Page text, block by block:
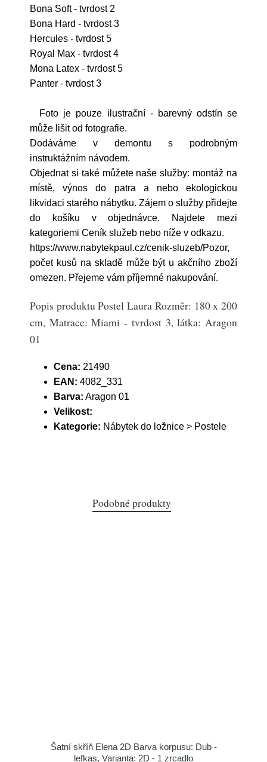
Bona Soft - tvrdost 2
Bona Hard - tvrdost 3
Hercules - tvrdost 5
Royal Max - tvrdost 4
Mona Latex - tvrdost 5
Panter - tvrdost 3
Foto je pouze ilustrační - barevný odstín se
může lišit od fotografie.
Dodáváme v demontu s podrobným
instruktážním návodem.
Objednat si také můžete naše služby: montáž na
místě, výnos do patra a nebo ekologickou
likvidaci starého nábytku. Zájem o služby přidejte
do košíku v objednávce. Najdete mezi
kategoriemi Ceník služeb nebo níže v odkazu.
https://www.nabytekpaul.cz/cenik-sluzeb/Pozor,
počet kusů na skladě může být u akčního zboží
omezen. Přejeme vám příjemné nakupování.
Popis produktu Postel Laura Rozměr: 180 x 200
cm, Matrace: Miami - tvrdost 3, látka: Aragon
01
Cena: 21490
EAN: 4082_331
Barva: Aragon 01
Velikost:
Kategorie: Nábytek do ložnice > Postele
Podobné produkty
Šatní skříň Elena 2D Barva korpusu: Dub -
lefkas, Varianta: 2D - 1 zrcadlo